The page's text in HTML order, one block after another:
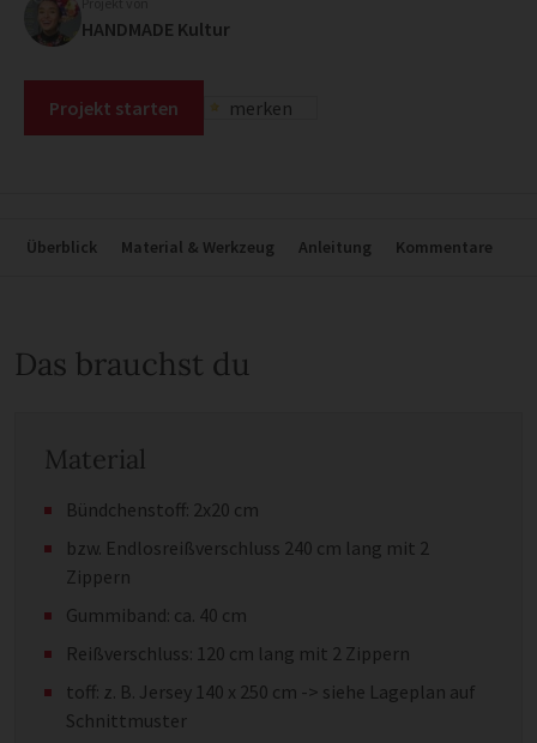
HANDMADE Kultur
Projekt starten merken
Überblick Material & Werkzeug Anleitung Kommentare
Das brauchst du
Material
Bündchenstoff: 2x20 cm
bzw. Endlosreißverschluss 240 cm lang mit 2
Zippern
Gummiband: ca. 40 cm
Reißverschluss: 120 cm lang mit 2 Zippern
toff: z. B. Jersey 140 x 250 cm -> siehe Lageplan auf
Schnittmuster